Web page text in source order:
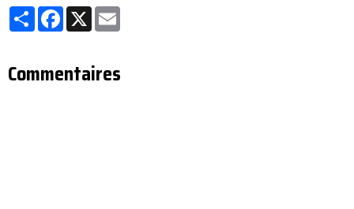
Partager
Facebook
X
Commentaires